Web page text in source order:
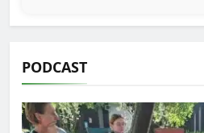
PODCAST